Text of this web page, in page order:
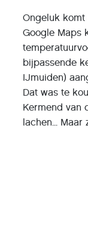
Ongeluk komt
Google Maps
bijpassende
IJmuiden)
Dat was te
Kermend van
lachen...